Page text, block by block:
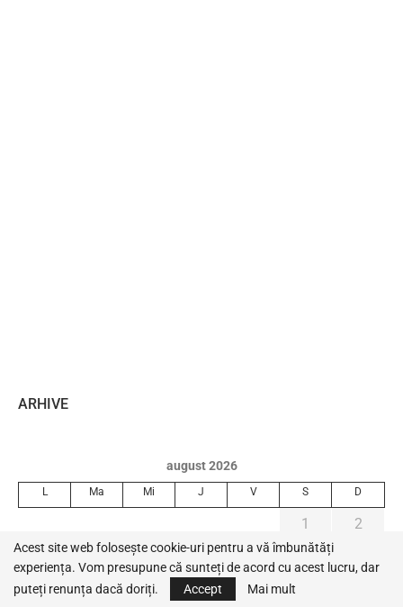
ARHIVE
august 2026
L Ma Mi J V S D
1
2
3
4 5 6 7 8
10
11 12 13 14
Acest site web folosește cookie-uri pentru a vă îmbunătăți
experiența. Vom presupune că sunteți de acord cu acest lucru, dar
puteți renunța dacă doriți.
Accept Mai mult